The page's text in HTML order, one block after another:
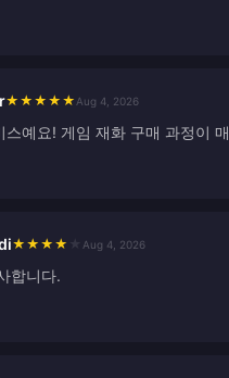
★ ★ ★ ★ ★ Aug 4, 2026
스예요! 게임 재화 구매 과정이
★ ★ ★ ★ Aug 4, 2026
합니다.